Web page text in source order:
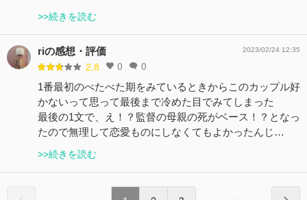
>>続きを読む
riの感想・評価
2.8 0 0
2023/02/24 12:35
1番最初のべたべた期をみているときからこのカップル好
かないって思って最後まで冷めた目でみてしまった
最後の1文で、え！？監督の母親の死がベース！？となっ
たので無理して恋愛ものにしなくてもよかったんじ…
>>続きを読む